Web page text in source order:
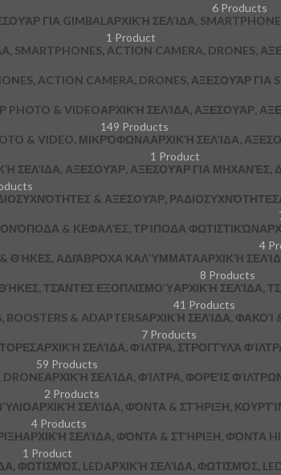
6 Products
ΓΙΑ GIMBAL ΑΡΧΙΚΉ ΣΕΛΊΔΑ,
1 Product
SMARTPHONES, ACTION CAMERA, DRONES,
ACTION CAMERA, DRONES, ΑΞΕΣΟΥΆΡ ΓΙΑ
& VIDEOΑΡΧΙΚΉ ΣΕΛΊΔΑ, ΑΞΕΣΟΥΆΡ,
149 Products
& VIDEO, ΜΙΚΡΌΦΩΝΑΑΡΧΙΚΉ ΣΕΛΊΔΑ,
1 Product
ΣΕΛΊΔΑ, ΑΞΕΣΟΥΆΡ, ΑΞΕΣΟΥΆΡ ΓΙΑ ΜΗΧΑΝΈΣ,
& ΑΞΕΣΟΥΆΡ, ΡΑΔΙΟΣΥΧΝΌΤΗΤΕΣ
& ΚΕΦΑΛΈΣ, ΤΡΊΠΟΔΑ ΦΩΤΙΣΤΙΚΏΝ
4
& ΘΉΚΕΣ, ΑΔΙΆΒΡΟΧΑ ΚΑΛΎΜΜΑΤΑΑΡΧΙΚΉ
8 Products
ΤΣΆΝΤΕΣ ΕΞΟΠΛΙΣΜΟΎΑΡΧΙΚΉ ΣΕΛΊΔΑ,
41 Products
& ADAPTERSΑΡΧΙΚΉ ΣΕΛΊΔΑ, ΦΑΚΟΊ
7 Products
ΑΡΧΙΚΉ ΣΕΛΊΔΑ, ΦΊΛΤΡΑ, ΣΤΡΟΓΓΥΛΆ
59 Products
ΑΡΧΙΚΉ ΣΕΛΊΔΑ, ΦΊΛΤΡΑ, ΦΟΡΕΊΣ
2 Products
ΑΡΧΙΚΉ ΣΕΛΊΔΑ, ΦΌΝΤΑ & ΣΤΉΡΙΞΗ,
4 Products
ΑΡΧΙΚΉ ΣΕΛΊΔΑ, ΦΌΝΤΑ & ΣΤΉΡΙΞΗ, ΦΌΝΤΑ
1 Product
ΦΩΤΙΣΜΌΣ, LEDΑΡΧΙΚΉ ΣΕΛΊΔΑ, ΦΩΤΙΣΜΌΣ,